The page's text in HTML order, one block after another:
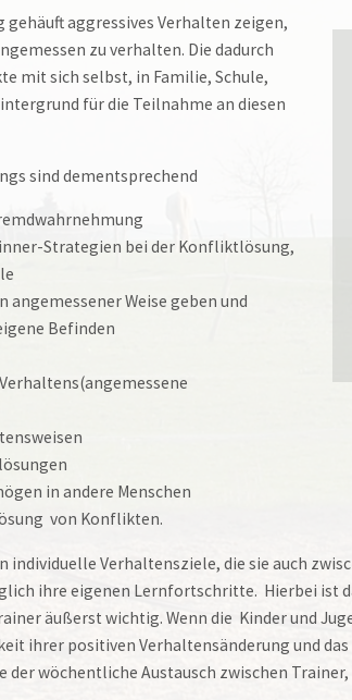
aggressives Verhalten zeigen,
zu verhalten. Die dadurch
mit sich selbst, in Familie, Schule,
für die Teilnahme an diesen
sind dementsprechend
Strategien bei der Konfliktlösung,
angemessener Weise geben und
Befinden
in andere Menschen
von Konflikten.
individuelle Verhaltensziele, die sie auch
ihre eigenen Lernfortschritte. Hierbei ist
äußerst wichtig. Wenn die Kinder und
ihrer positiven Verhaltensänderung und
der wöchentliche Austausch zwischen